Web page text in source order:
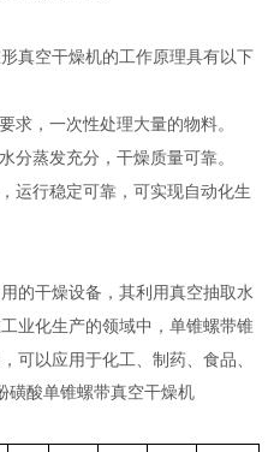
真空干燥机的工作原理具有以下
求，一次性处理大量的物料。
分蒸发充分，干燥质量可靠。
运行稳定可靠，可实现自动化生
的干燥设备，其利用真空抽取水
业化生产的领域中，单锥螺带锥
可以应用于化工、制药、食品、